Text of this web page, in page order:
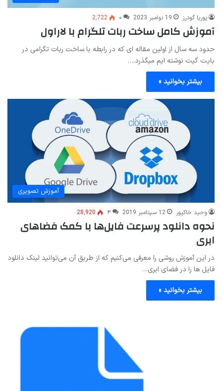
پوریا گودرز 19 نوامبر 2023 ۰ 2,722
آموزش کامل ساخت ربات تلگرام با لاراول
حدود سه سال از اولین مقاله ای که در رابطه با ساخت ربات تگرامی در
بایت گیت نوشته ایم میگذرد.…
بیشتر بخوانید »
آموزش تصویری
وحید خاکپور 12 سپتامبر 2019 ۴ 28,920
نحوه دانلود پرسرعت فایل‌ها با کمک فضاهای
ابری
در این آموزش روشی را معرفی می‌کنیم که از طریق آن می‌‎توانید لینک‌ دانلود
فایل ها را در فضای ابری…
بیشتر بخوانید »